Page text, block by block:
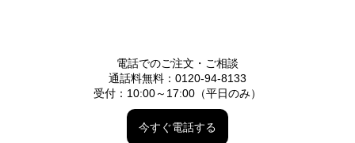
電話でのご注文・ご相談
通話料無料：0120-94-8133
受付：10:00～17:00（平日のみ）
今すぐ電話する